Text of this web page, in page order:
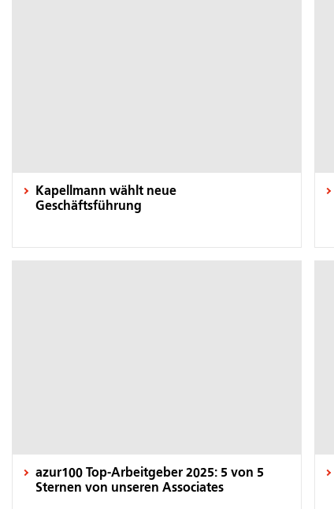
Kapellmann wählt neue
Geschäftsführung
azur100 Top-Arbeitgeber 2025: 5 von 5
Sternen von unseren Associates